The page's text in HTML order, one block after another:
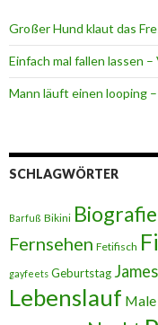
Großer Hund klaut das
Einfach mal fallen lassen –
Mann läuft einen looping
SCHLAGWÖRTER
Barfuß Bikini Biografie
Fernsehen Fetifisch
gayfeets Geburtstag
Lebenslauf Male